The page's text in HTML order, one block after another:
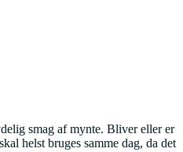
smag af mynte. Bliver eller er
helst bruges samme dag, da det